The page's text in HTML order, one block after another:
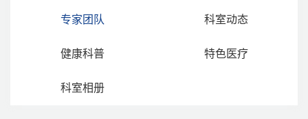
专家团队 科室动态
健康科普 特色医疗
科室相册